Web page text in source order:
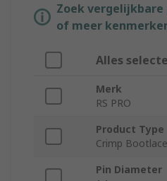
Zoek
of meer
Alles
Merk
RS PRO
Product Type
Crimp
Pin Diameter